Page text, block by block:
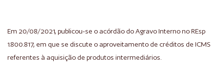
Em 20/08/2021, publicou-se o acórdão do Agravo Interno no REsp
1.800.817, em que se discute o aproveitamento de créditos de ICMS
referentes à aquisição de produtos intermediários.